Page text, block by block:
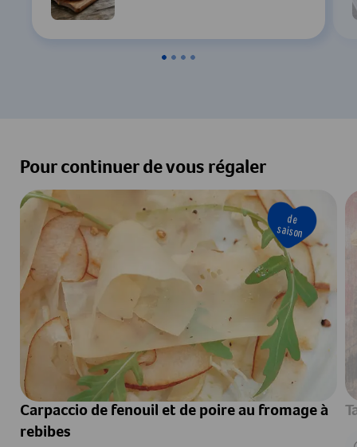
Pour continuer de vous régaler
de
saison
Carpaccio de fenouil et de poire au fromage à
rebibes